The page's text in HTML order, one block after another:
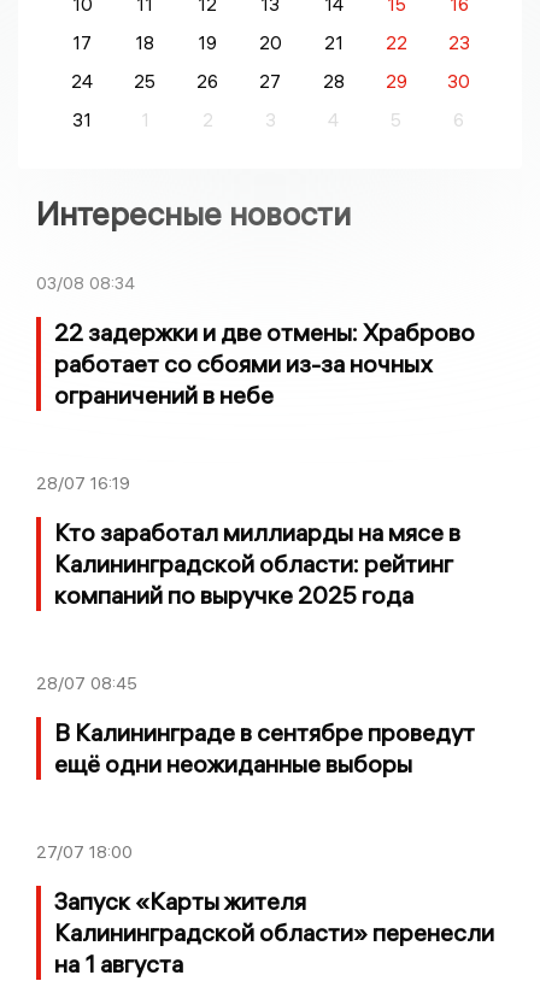
10
11 12 13 14 15
16
17
18 19 20 21 22
23
24
25 26 27 28 29
30
31
1 2 3 4 5 6
Интересные новости
03/08 08:34
22 задержки и две отмены: Храброво
работает со сбоями из-за ночных
ограничений в небе
28/07 16:19
Кто заработал миллиарды на мясе в
Калининградской области: рейтинг
компаний по выручке 2025 года
28/07 08:45
В Калининграде в сентябре проведут
ещё одни неожиданные выборы
27/07 18:00
Запуск «Карты жителя
Калининградской области» перенесли
на 1 августа